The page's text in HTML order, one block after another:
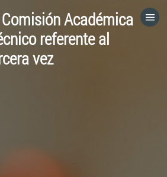
Académica
referente al
vez
HOME
CATEGORÍAS